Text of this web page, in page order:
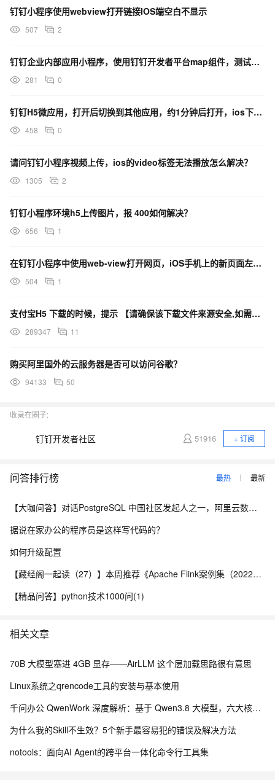
钉钉小程序使用webview打开链接IOS端空白不显示
507 2
钉钉企业内部应用小程序，使用钉钉开发者平台map组件，测试发现，ios端不展示marker，安卓可以
281 0
钉钉H5微应用，打开后切换到其他应用，约1分钟后打开，ios下h5微应用会自己刷新
458 0
请问钉钉小程序视频上传，ios的video标签无法播放怎么解决？
1305 2
钉钉小程序环境h5上传图片，报 400如何解决？
656 1
在钉钉小程序中使用web-view打开网页，iOS手机上的新页面左上角没有返回按钮,
504 1
支付宝H5 下载的时候，提示 【请确保该下载文件来源安全,如需浏览,请长按网址复制后使用浏览器访问】
289347 11
购买阿里国外的云服务器是否可以访问谷歌？
94133 50
收录在圈子:
钉钉开发者社区 51916 + 订阅
问答排行榜 最热 最新
【大咖问答】对话PostgreSQL 中国社区发起人之一，阿里云数据库高级专家 德哥
据说在家办公的程序员是这样写代码的？
如何升级配置
【藏经阁一起读（27）】本周推荐《Apache Flink案例集（2022版）》，你有哪些心得？
【精品问答】python技术1000问(1)
相关文章
70B 大模型塞进 4GB 显存——AirLLM 这个层加载思路很有意思
Linux系统之qrencode工具的安装与基本使用
千问办公 QwenWork 深度解析：基于 Qwen3.8 大模型，六大核心能力重构企业全自动化工作流
为什么我的Skill不生效？5个新手最容易犯的错误及解决方法
notools：面向AI Agent的跨平台一体化命令行工具集